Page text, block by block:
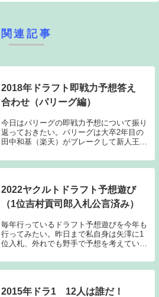
関連記事
2018年ドラフト即戦力予想答え
合わせ（パリーグ編）
今日はパリーグの即戦力予想について振り
返っておきたい。パリーグは大卒2年目の
田中和基（楽天）がブレークして新人王を
いた人はほとんどいないのではないだろう
か？それにしても打撃での伸びが著しかっ
2022ヤクルトドラフト予想遊び
（1位吉村貢司郎入札公言済み）
毎年行っているドラフト予想遊びを今年も
行ってみたい。昨日まで私自身は矢澤に1
位入札、外れでも野手で予想を考えていた
吉村に向かうことを公言したため、私自身
の予想も変更することにする。もし他球団
2015年ドラ1 12人は誰だ！